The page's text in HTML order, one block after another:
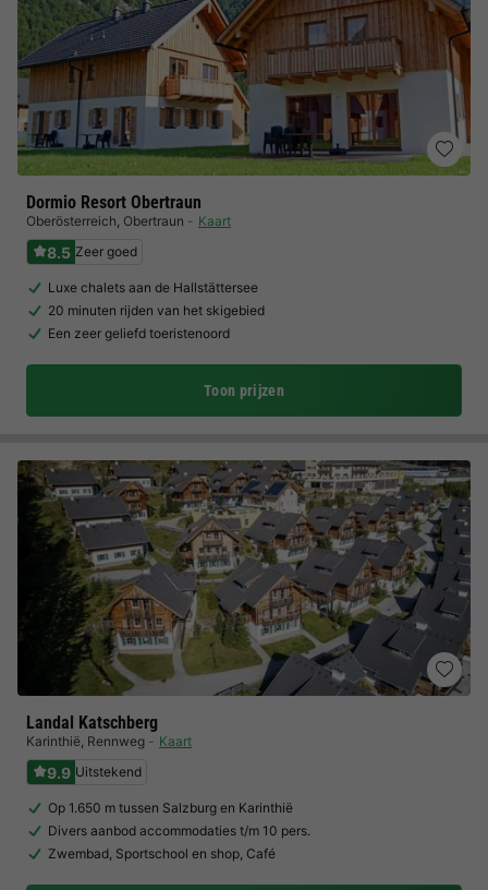
Dormio Resort Obertraun
Oberösterreich, Obertraun Kaart
8.5 Zeer goed
Luxe chalets aan de Hallstättersee
20 minuten rijden van het skigebied
Een zeer geliefd toeristenoord
Toon prijzen
Landal Katschberg
Karinthië, Rennweg Kaart
9.9 Uitstekend
Op 1.650 m tussen Salzburg en Karinthië
Divers aanbod accommodaties t/m 10 pers.
Zwembad, Sportschool en shop, Café